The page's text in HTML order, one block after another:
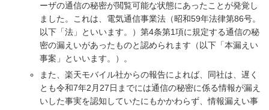
ーザの通信の秘密が閲覧可能な状態にあったことが発覚し
ました。これは、電気通信事業法（昭和59年法律第86号。
以下「法」といいます。）第4条第1項に規定する通信の秘
密の漏えいがあったものと認められます（以下「本漏えい
事案」といいます。）。
また、楽天モバイル社からの報告によれば、同社は、遅く
とも令和7年2月27日までには通信の秘密に係る情報が漏え
いした事実を認知していたにもかかわらず、情報漏えい事